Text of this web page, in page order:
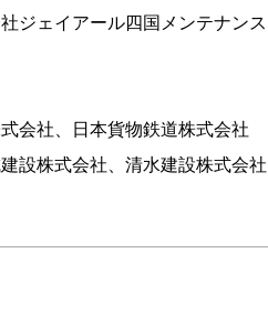
ジェイアール四国メンテナンス
会社、日本貨物鉄道株式会社
設株式会社、清水建設株式会社